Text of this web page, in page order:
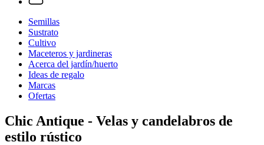
Semillas
Sustrato
Cultivo
Maceteros y jardineras
Acerca del jardín/huerto
Ideas de regalo
Marcas
Ofertas
Chic Antique - Velas y candelabros de
estilo rústico